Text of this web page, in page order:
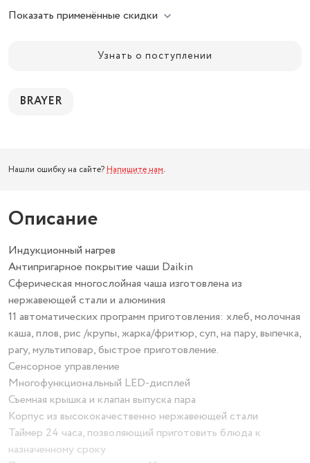
Показать применённые скидки
Узнать о поступлении
BRAYER
Нашли ошибку на сайте? Напишите нам.
Описание
Индукционный нагрев
Антипригарное покрытие чаши Daikin
Сферическая многослойная чаша изготовлена из
нержавеющей стали и алюминия
11 автоматических программ приготовления: хлеб, молочная
каша, плов, рис /крупы, жарка/фритюр, суп, на пару, выпечка,
рагу, мультиповар, быстрое приготовление.
Сенсорное управление
Многофункциональный LED-дисплей
Съемная крышка и клапан выпуска пара
Корпус из высококачественно нержавеющей стали
Таймер 24 часа, позволяющий приготовить блюда к
назначенному сроку